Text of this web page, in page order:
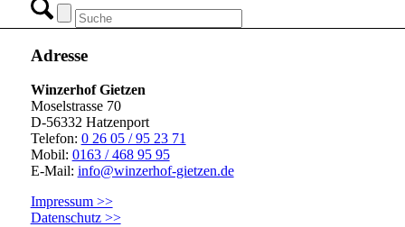
Adresse
Winzerhof Gietzen
Moselstrasse 70
D-56332 Hatzenport
Telefon: 0 26 05 / 95 23 71
Mobil: 0163 / 468 95 95
E-Mail: info@winzerhof-gietzen.de
Impressum >>
Datenschutz >>